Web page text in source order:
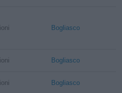
Bogliasco
Bogliasco
Bogliasco